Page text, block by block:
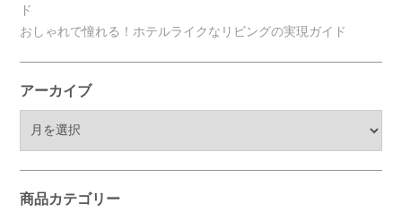
ド
おしゃれで憧れる！ホテルライクなリビングの実現ガイド
アーカイブ
ブ
商品カテゴリー